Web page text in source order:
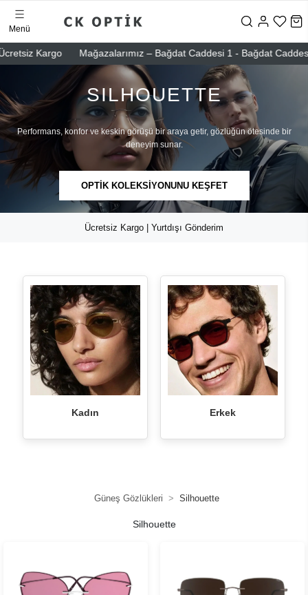
Kargo Mağazalarımız – Bağdat Caddesi 1 - Bağdat Caddesi
Menü
SILHOUETTE
Performans, konfor ve keskin görüşü bir araya getir, gözlüğün ötesinde bir
deneyim sunar.
OPTİK KOLEKSİYONUNU KEŞFET
Ücretsiz Kargo | Yurtdışı Gönderim
Kadın Erkek
Güneş Gözlükleri Silhouette
Silhouette